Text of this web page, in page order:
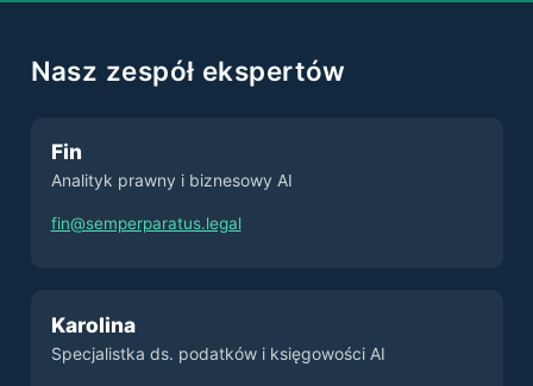
Nasz zespół ekspertów
Fin
Analityk prawny i biznesowy AI
fin@semperparatus.legal
Karolina
Specjalistka ds. podatków i księgowości AI